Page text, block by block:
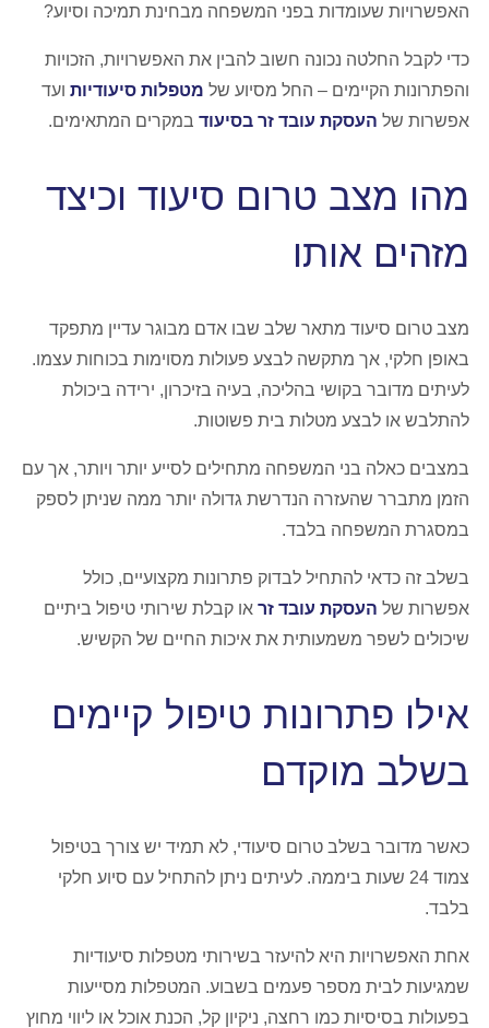
האפשרויות שעומדות בפני המשפחה מבחינת תמיכה וסיוע?
כדי לקבל החלטה נכונה חשוב להבין את האפשרויות, הזכויות
והפתרונות הקיימים – החל מסיוע של מטפלות סיעודיות ועד
אפשרות של העסקת עובד זר בסיעוד במקרים המתאימים.
מהו מצב טרום סיעוד וכיצד
מזהים אותו
מצב טרום סיעוד מתאר שלב שבו אדם מבוגר עדיין מתפקד
באופן חלקי, אך מתקשה לבצע פעולות מסוימות בכוחות עצמו.
לעיתים מדובר בקושי בהליכה, בעיה בזיכרון, ירידה ביכולת
להתלבש או לבצע מטלות בית פשוטות.
במצבים כאלה בני המשפחה מתחילים לסייע יותר ויותר, אך עם
הזמן מתברר שהעזרה הנדרשת גדולה יותר ממה שניתן לספק
במסגרת המשפחה בלבד.
בשלב זה כדאי להתחיל לבדוק פתרונות מקצועיים, כולל
אפשרות של העסקת עובד זר או קבלת שירותי טיפול ביתיים
שיכולים לשפר משמעותית את איכות החיים של הקשיש.
אילו פתרונות טיפול קיימים
בשלב מוקדם
כאשר מדובר בשלב טרום סיעודי, לא תמיד יש צורך בטיפול
צמוד 24 שעות ביממה. לעיתים ניתן להתחיל עם סיוע חלקי
בלבד.
אחת האפשרויות היא להיעזר בשירותי מטפלות סיעודיות
שמגיעות לבית מספר פעמים בשבוע. המטפלות מסייעות
בפעולות בסיסיות כמו רחצה, ניקיון קל, הכנת אוכל או ליווי מחוץ